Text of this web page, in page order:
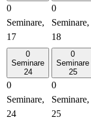
0
Seminare,
17
0
Seminare,
18
0
Seminare
24
0
Seminare,
24
0
Seminare
25
0
Seminare,
25